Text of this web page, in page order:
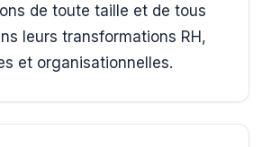
de toute taille et de tous
leurs transformations RH,
et organisationnelles.